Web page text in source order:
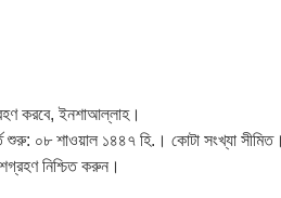
করবে, ইনশাআল্লাহ।
শুরু: ০৮ শাওয়াল ১৪৪৭ হি.। কোটা সংখ্যা সীমিত।
নিশ্চিত করুন।